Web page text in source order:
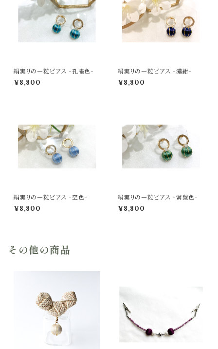
絹実りの一粒ピアス -孔雀色-
¥8,800
絹実りの一粒ピアス -濃紺-
¥8,800
絹実りの一粒ピアス -空色-
¥8,800
絹実りの一粒ピアス -常盤色-
¥8,800
その他の商品